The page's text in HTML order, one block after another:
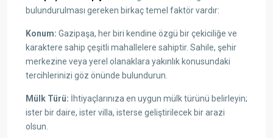
bulundurulması gereken birkaç temel faktör vardır:
Konum: Gazipaşa, her biri kendine özgü bir çekiciliğe ve
karaktere sahip çeşitli mahallelere sahiptir. Sahile, şehir
merkezine veya yerel olanaklara yakınlık konusundaki
tercihlerinizi göz önünde bulundurun.
Mülk Türü: İhtiyaçlarınıza en uygun mülk türünü belirleyin;
ister bir daire, ister villa, isterse geliştirilecek bir arazi
olsun.